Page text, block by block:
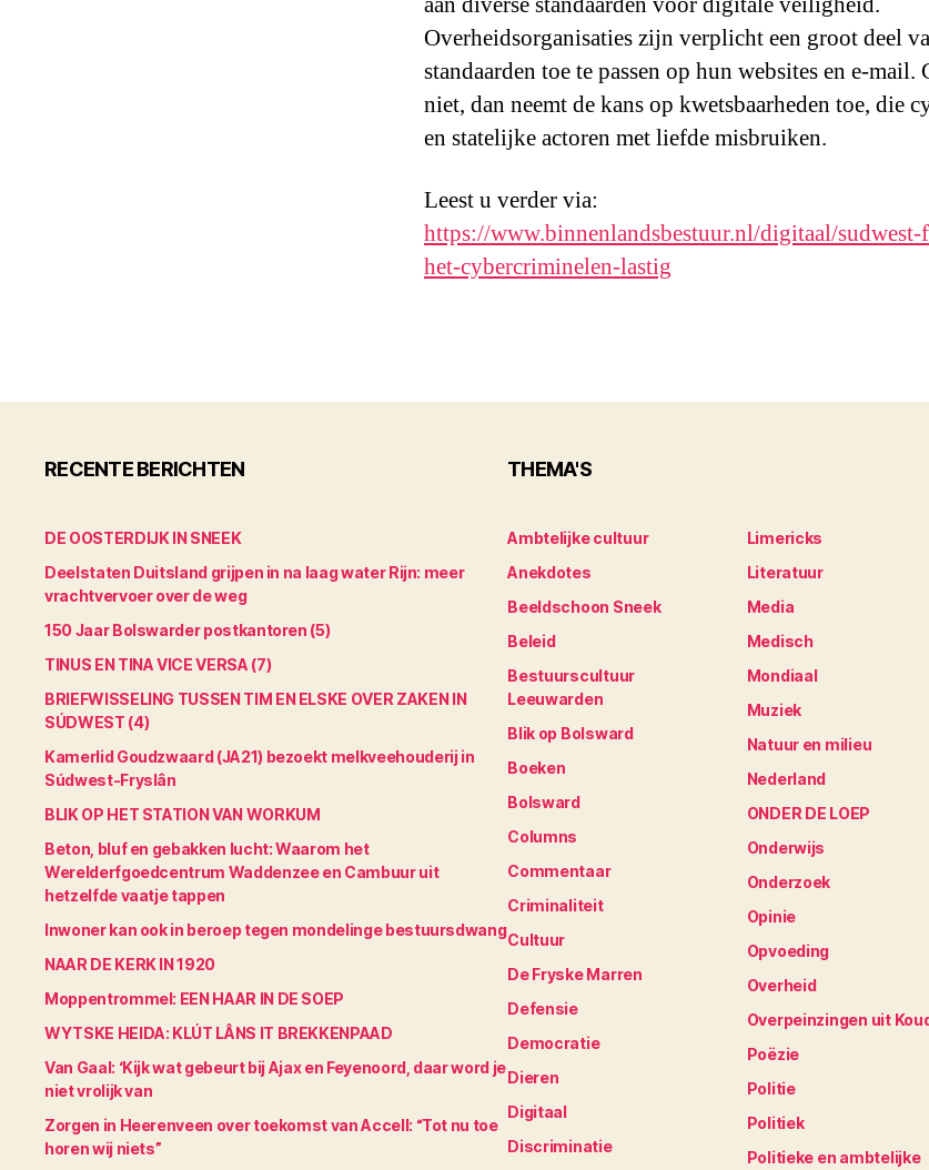
Overheidsorganisaties zijn verplicht een groot deel
standaarden toe te passen op hun websites en e-mail.
niet, dan neemt de kans op kwetsbaarheden toe, die
en statelijke actoren met liefde misbruiken.
Leest u verder via:
https://www.binnenlandsbestuur.nl/digitaal/
het-cybercriminelen-lastig
RECENTE BERICHTEN
DE OOSTERDIJK IN SNEEK
Deelstaten Duitsland grijpen in na laag water Rijn: meer
vrachtvervoer over de weg
150 Jaar Bolswarder postkantoren (5)
TINUS EN TINA VICE VERSA (7)
BRIEFWISSELING TUSSEN TIM EN ELSKE OVER ZAKEN IN
SÚDWEST (4)
Kamerlid Goudzwaard (JA21) bezoekt melkveehouderij in
Súdwest-Fryslân
BLIK OP HET STATION VAN WORKUM
Beton, bluf en gebakken lucht: Waarom het
Werelderfgoedcentrum Waddenzee en Cambuur uit
hetzelfde vaatje tappen
Inwoner kan ook in beroep tegen mondelinge bestuursdwang
NAAR DE KERK IN 1920
Moppentrommel: EEN HAAR IN DE SOEP
WYTSKE HEIDA: KLÚT LÂNS IT BREKKENPAAD
Van Gaal: ‘Kijk wat gebeurt bij Ajax en Feyenoord, daar word je
niet vrolijk van
Zorgen in Heerenveen over toekomst van Accell: “Tot nu toe
horen wij niets”
THEMA'S
Ambtelijke cultuur
Anekdotes
Beeldschoon Sneek
Beleid
Bestuurscultuur
Leeuwarden
Blik op Bolsward
Boeken
Bolsward
Columns
Commentaar
Criminaliteit
Cultuur
De Fryske Marren
Defensie
Democratie
Dieren
Digitaal
Discriminatie
Limericks
Literatuur
Media
Medisch
Mondiaal
Muziek
Natuur en milieu
Nederland
ONDER DE LOEP
Onderwijs
Onderzoek
Opinie
Opvoeding
Overheid
Overpeinzingen uit
Poëzie
Politie
Politiek
Politieke en ambtelijke